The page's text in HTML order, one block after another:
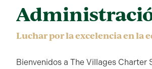
Luchar por la excelencia en la
Bienvenidos a The Villages Charter